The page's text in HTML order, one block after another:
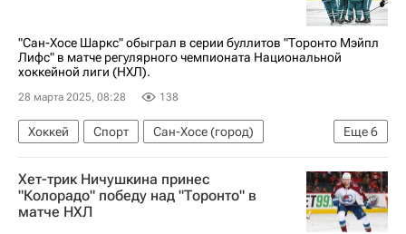
Национальная хоккейная лига (НХЛ)
"Сан-Хосе Шаркс" обыграл в серии буллитов "Торонто Мэйпл
Лифс" в матче регулярного чемпионата Национальной
хоккейной лиги (НХЛ).
28 марта 2025, 08:28 138
Еще6
Хоккей Спорт
Сан-Хосе (город)
Александр Георгиев
Торонто Мэйпл Лифс
Тайлер Тоффоли
Сан-Хосе Шаркс
Нэшвилл Предаторз
Хет-трик Ничушкина принес
"Колорадо" победу над "Торонто" в
матче НХЛ